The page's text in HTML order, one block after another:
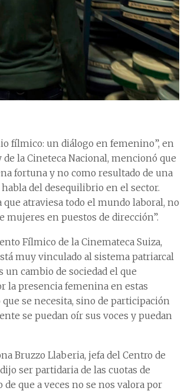
fílmico: un diálogo en femenino”, en
la Cineteca Nacional, mencionó que
fortuna y no como resultado de una
del desequilibrio en el sector.
atraviesa todo el mundo laboral, no
mujeres en puestos de dirección”.
Fílmico de la Cinemateca Suiza,
muy vinculado al sistema patriarcal
un cambio de sociedad el que
la presencia femenina en estas
se necesita, sino de participación
se puedan oír sus voces y puedan
Bruzzo Llaberia, jefa del Centro de
ser partidaria de las cuotas de
que a veces no se nos valora por